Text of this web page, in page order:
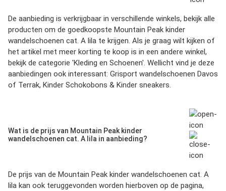
De aanbieding is verkrijgbaar in verschillende winkels, bekijk alle
producten om de goedkoopste Mountain Peak kinder
wandelschoenen cat. A lila te krijgen. Als je graag wilt kijken of
het artikel met meer korting te koop is in een andere winkel,
bekijk de categorie 'Kleding en Schoenen'. Wellicht vind je deze
aanbiedingen ook interessant: Grisport wandelschoenen Davos
of Terrak, Kinder Schokobons & Kinder sneakers.
Wat is de prijs van Mountain Peak kinder
wandelschoenen cat. A lila in aanbieding?
De prijs van de Mountain Peak kinder wandelschoenen cat. A
lila kan ook teruggevonden worden hierboven op de pagina,